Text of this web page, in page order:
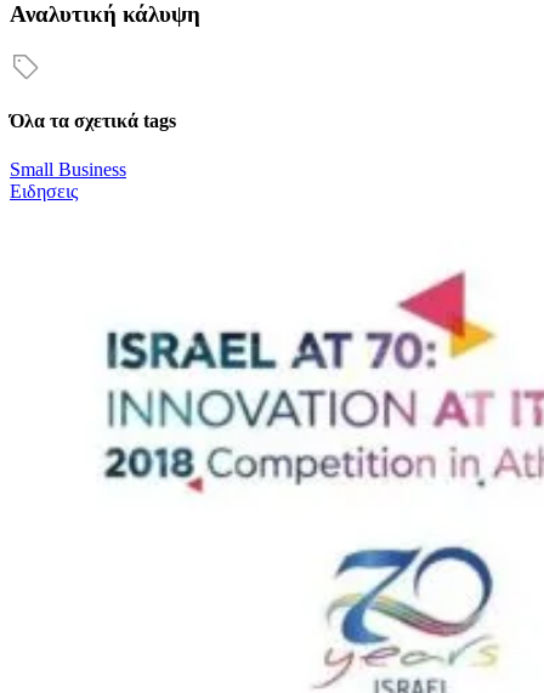
Αναλυτική κάλυψη
Όλα τα σχετικά tags
Small Business
Ειδησεις